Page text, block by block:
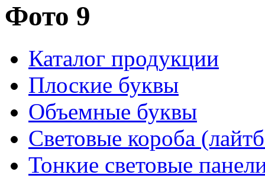
Фото 9
Каталог продукции
Плоские буквы
Объемные буквы
Световые короба
Тонкие световые